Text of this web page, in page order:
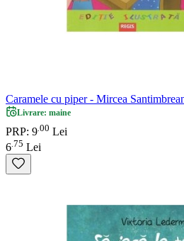
Caramele cu piper - Mircea
Livrare: maine
PRP: 9 00 Lei
6 75 Lei